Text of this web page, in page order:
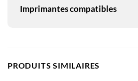
Imprimantes compatibles
PRODUITS SIMILAIRES